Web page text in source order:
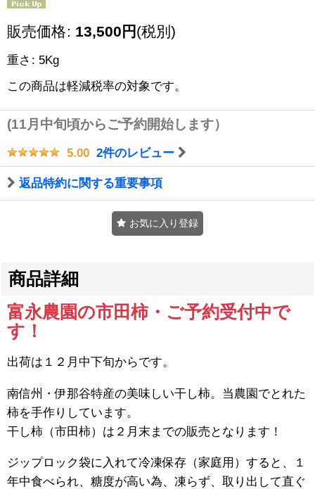
販売価格: 13,500 円 (税別)
重さ : 5Kg
この商品は軽減税率の対象です。
(11月中旬頃からご予約開始します）
5.00 2件のレビュー
返品特約に関する重要事項
お気に入り登録
商品詳細
富永農園の市田柿・ご予約受付中で
す！
出荷は１２月中下旬からです。
南信州・伊那谷特産の美味しい干し柿。当農園でとれた
柿を手作りしています。
干し柿（市田柿）は２月末までの販売となります！
ジップロック袋に入れて冷凍保存（家庭用）すると、１
年中食べられ、糖度が高い為、凍らず、取り出して直ぐ